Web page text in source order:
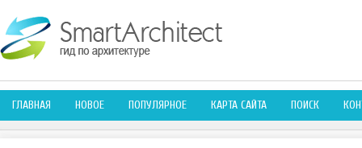
ГЛАВНАЯ НОВОЕ ПОПУЛЯРНОЕ КАРТА САЙТА ПОИСК